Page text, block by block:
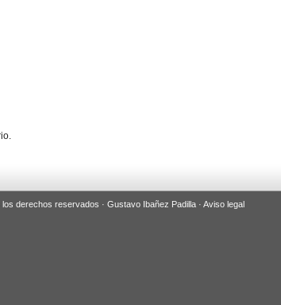
derechos reservados · Gustavo Ibañez Padilla · Aviso legal